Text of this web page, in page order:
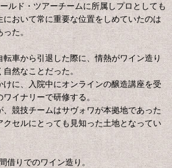
ルド・ツアーチームに所属しプロとしても
おいて常に重要な位置をしめていたのは
った。
車から引退した際に、情熱がワイン造り
自然なことだった。
に、入院中にオンラインの醸造講座を受
イナリーで研修する。
競技チームはサヴォワが本拠地であった
クセルにとっても見知った土地となってい
借りでのワイン造り。